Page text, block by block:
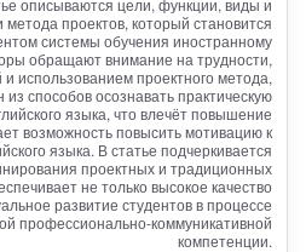
метода проектов, который становится
системы обучения иностранному
обращают внимание на трудности,
использованием проектного метода,
из способов осознавать практическую
языка, что влечёт повышение
возможность повысить мотивацию к
языка. В статье подчеркивается
проектных и традиционных
не только высокое качество
развитие студентов в процессе
профессионально-коммуникативной
компетенции.